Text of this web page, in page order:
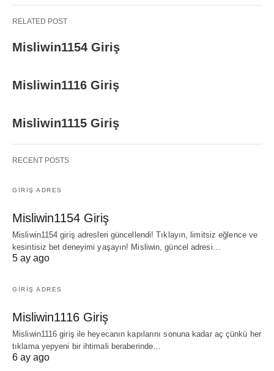
RELATED POST
Misliwin1154 Giriş
Misliwin1116 Giriş
Misliwin1115 Giriş
RECENT POSTS
GIRIŞ ADRES
Misliwin1154 Giriş
Misliwin1154 giriş adresleri güncellendi! Tıklayın, limitsiz eğlence ve
kesintisiz bet deneyimi yaşayın! Misliwin, güncel adresi…
5 ay ago
GIRIŞ ADRES
Misliwin1116 Giriş
Misliwin1116 giriş ile heyecanın kapılarını sonuna kadar aç çünkü her
tıklama yepyeni bir ihtimali beraberinde…
6 ay ago